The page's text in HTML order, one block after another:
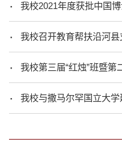
我校2021年度获批中国
我校召开教育帮扶沿河
我校第三届“红烛”班暨第
我校与撒马尔罕国立大学